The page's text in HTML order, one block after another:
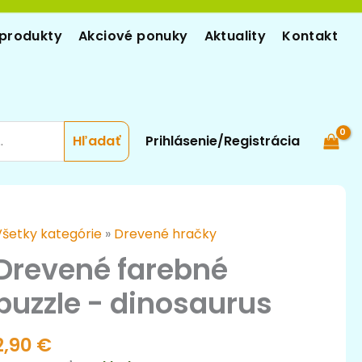
Akciové ponuky Aktuality Kontakt
Prihlásenie/Registrácia
kategórie » Drevené hračky
farebné
- dinosaurus
€
farebné